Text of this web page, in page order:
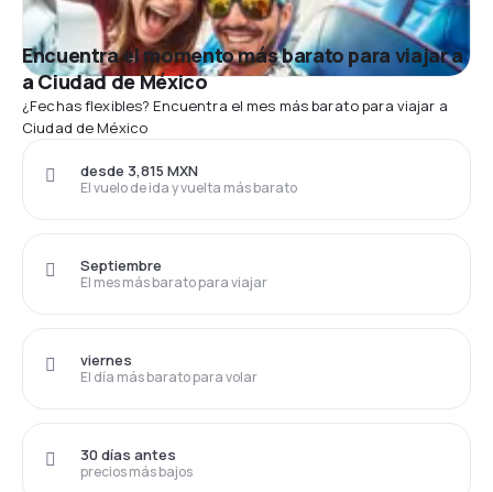
Encuentra el momento más barato para viajar a
a Ciudad de México
¿Fechas flexibles? Encuentra el mes más barato para viajar a
Ciudad de México
El vuelo de ida y vuelta más barato
desde 3,815 MXN
El mes más barato para viajar
Septiembre
El día más barato para volar
viernes
precios más bajos
30 días antes